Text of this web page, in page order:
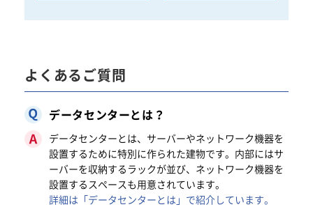
よくあるご質問
データセンターとは？
データセンターとは、サーバーやネットワーク機器を
設置するために特別に作られた建物です。内部にはサ
ーバーを収納するラックが並び、ネットワーク機器を
設置するスペースも用意されています。
詳細は「データセンターとは」で紹介しています。